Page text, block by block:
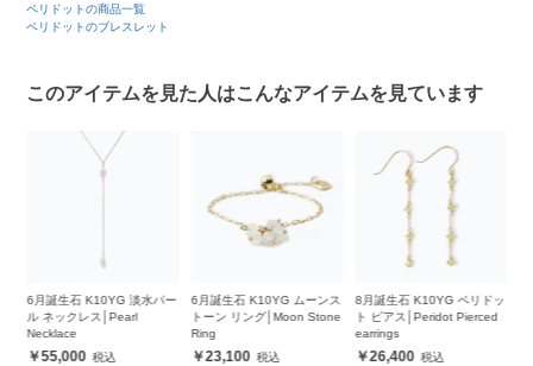
ペリドットの商品一覧
ペリドットのブレスレット
このアイテムを見た人はこんなアイテムを見ています
6月誕生石 K10YG 淡水パー
ル ネックレス│Pearl
Necklace
55,000
6月誕生石 K10YG ムーンス
トーン リング│Moon Stone
Ring
23,100
8月誕生石 K10YG ペリドッ
ト ピアス│Peridot Pierced
earrings
26,400